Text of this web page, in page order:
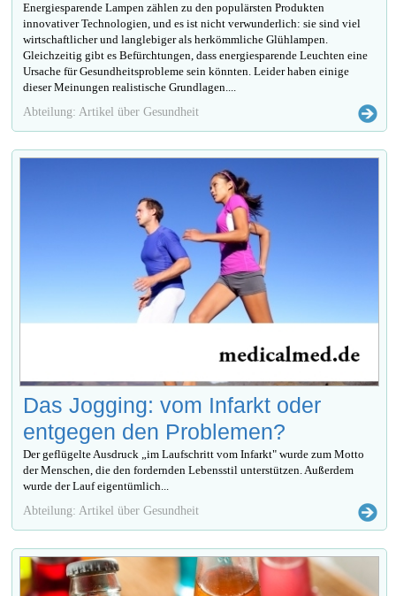
Energiesparende Lampen zählen zu den populärsten Produkten
innovativer Technologien, und es ist nicht verwunderlich: sie sind viel
wirtschaftlicher und langlebiger als herkömmliche Glühlampen.
Gleichzeitig gibt es Befürchtungen, dass energiesparende Leuchten eine
Ursache für Gesundheitsprobleme sein könnten. Leider haben einige
dieser Meinungen realistische Grundlagen....
Abteilung: Artikel über Gesundheit
Das Jogging: vom Infarkt oder
entgegen den Problemen?
Der geflügelte Ausdruck „im Laufschritt vom Infarkt" wurde zum Motto
der Menschen, die den fordernden Lebensstil unterstützen. Außerdem
wurde der Lauf eigentümlich...
Abteilung: Artikel über Gesundheit